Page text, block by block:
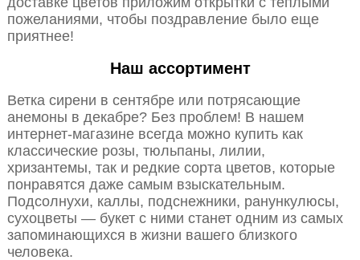
пожеланиями, чтобы поздравление было еще
приятнее!
Наш ассортимент
Ветка сирени в сентябре или потрясающие
анемоны в декабре? Без проблем! В нашем
интернет-магазине всегда можно купить как
классические розы, тюльпаны, лилии,
хризантемы, так и редкие сорта цветов, которые
понравятся даже самым взыскательным.
Подсолнухи, каллы, подснежники, ранункулюсы,
сухоцветы — букет с ними станет одним из самых
запоминающихся в жизни вашего близкого
человека.